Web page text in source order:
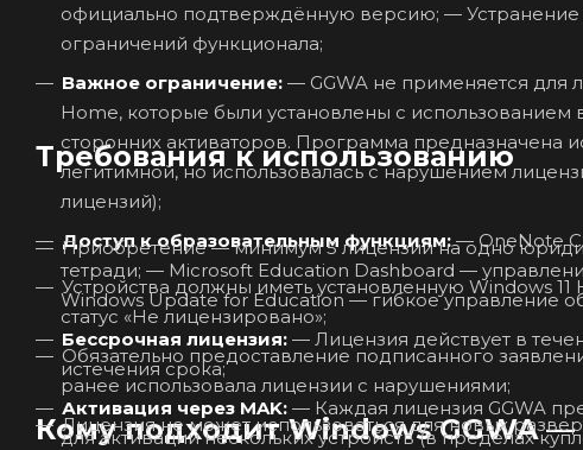
официально подтверждённую версию; — Устранение водяных знаков, напоминаний о нелицензионной ОС и
ограничений функционала;
Важное ограничение:
Home, которые были установлены с
сторонних активаторов. Программа предназначена
легитимной, но использовалась с нарушением
лицензий);
Доступ к образовательным функциям:— OneNote Class Notebook — цифровые классные журналы и рабочие
тетради; — Microsoft Education Dashboard — управление учениками и устройствами через Intune for Education; —
Windows Update for Education — гибкое управление
Бессрочная лицензия:
истечения срока;
Активация через MAK:
для активации нескольких устройств (в пределах купленного
Требования к использованию
Приобретение — минимум 5 лицензий на одно
Устройства должны иметь установленную Windows
статус «Не лицензировано»;
Обязательно предоставление подписанного
ранее использовала лицензии с нарушениями;
Лицензия не может использоваться для новых
Кому подходит Windows GGWA —